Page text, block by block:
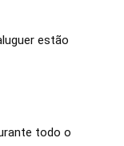
estão
todo o